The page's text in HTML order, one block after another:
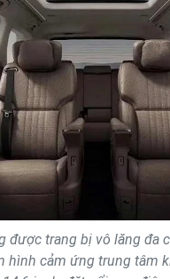
được trang bị vô lăng đa
hình cảm ứng trung tâm